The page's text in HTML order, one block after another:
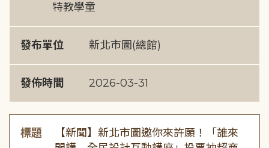
特教學童
發布單位 新北市圖(總館)
發佈時間 2026-03-31
標題
【新聞】新北市圖邀你來許願！「誰來